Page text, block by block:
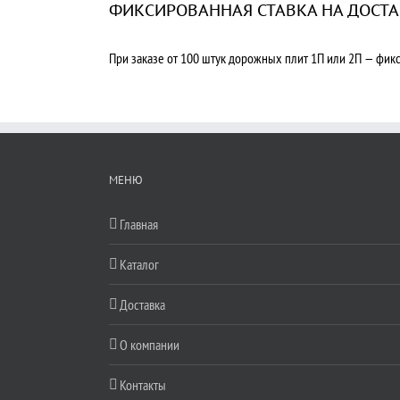
ФИКСИРОВАННАЯ СТАВКА НА
При заказе от 100 штук дорожных плит 1П или 2П —
МЕНЮ
Главная
Каталог
Доставка
О компании
Контакты